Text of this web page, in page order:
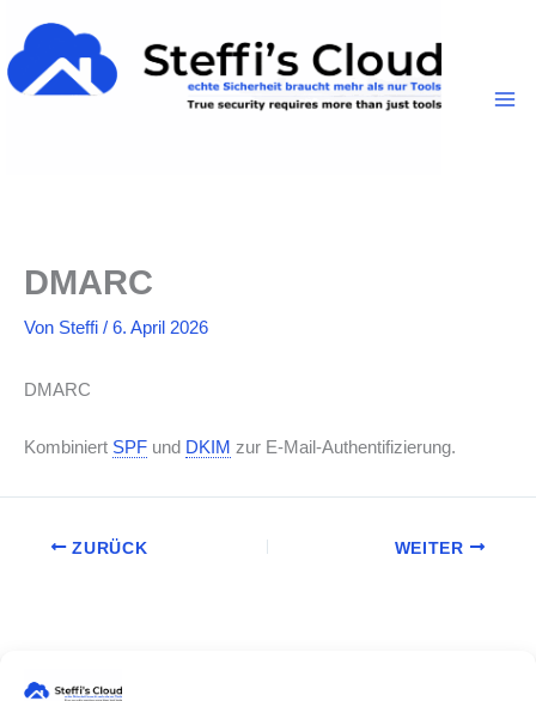
springen
Inhalt
springen
DMARC
Von Steffi / 6. April 2026
DMARC
Kombiniert SPF und DKIM zur E-Mail-Authentifizierung.
ZURÜCK WEITER